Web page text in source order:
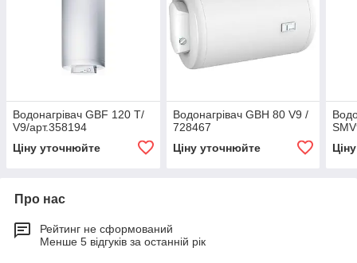
Водонагрівач GBF 120 T/
V9/арт.358194
Ціну уточнюйте
Водонагрівач GBH 80 V9 /
728467
Ціну уточнюйте
Про нас
Рейтинг не сформований
Менше 5 відгуків за останній рік